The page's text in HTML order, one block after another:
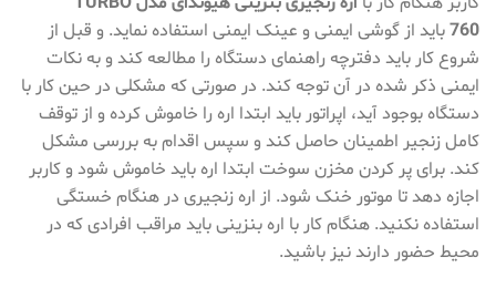
760باید از گوشی ایمنی و عینک ایمنی استفاده نماید. و قبل از
شروع کار باید دفترچه راهنمای دستگاه را مطالعه کند و به نکات
ایمنی ذکر شده در آن توجه کند. در صورتی که مشکلی در حین کار با
دستگاه بوجود آید، اپراتور باید ابتدا اره را خاموش کرده و از توقف
کامل زنجیر اطمینان حاصل کند و سپس اقدام به بررسی مشکل
کند. برای پر کردن مخزن سوخت ابتدا اره باید خاموش شود و کاربر
اجازه دهد تا موتور خنک شود. از اره زنجیری در هنگام خستگی
استفاده نکنید. هنگام کار با اره بنزینی باید مراقب افرادی که در
محیط حضور دارند نیز باشید.